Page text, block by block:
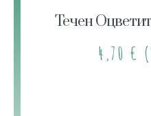
Течен
4,70 €